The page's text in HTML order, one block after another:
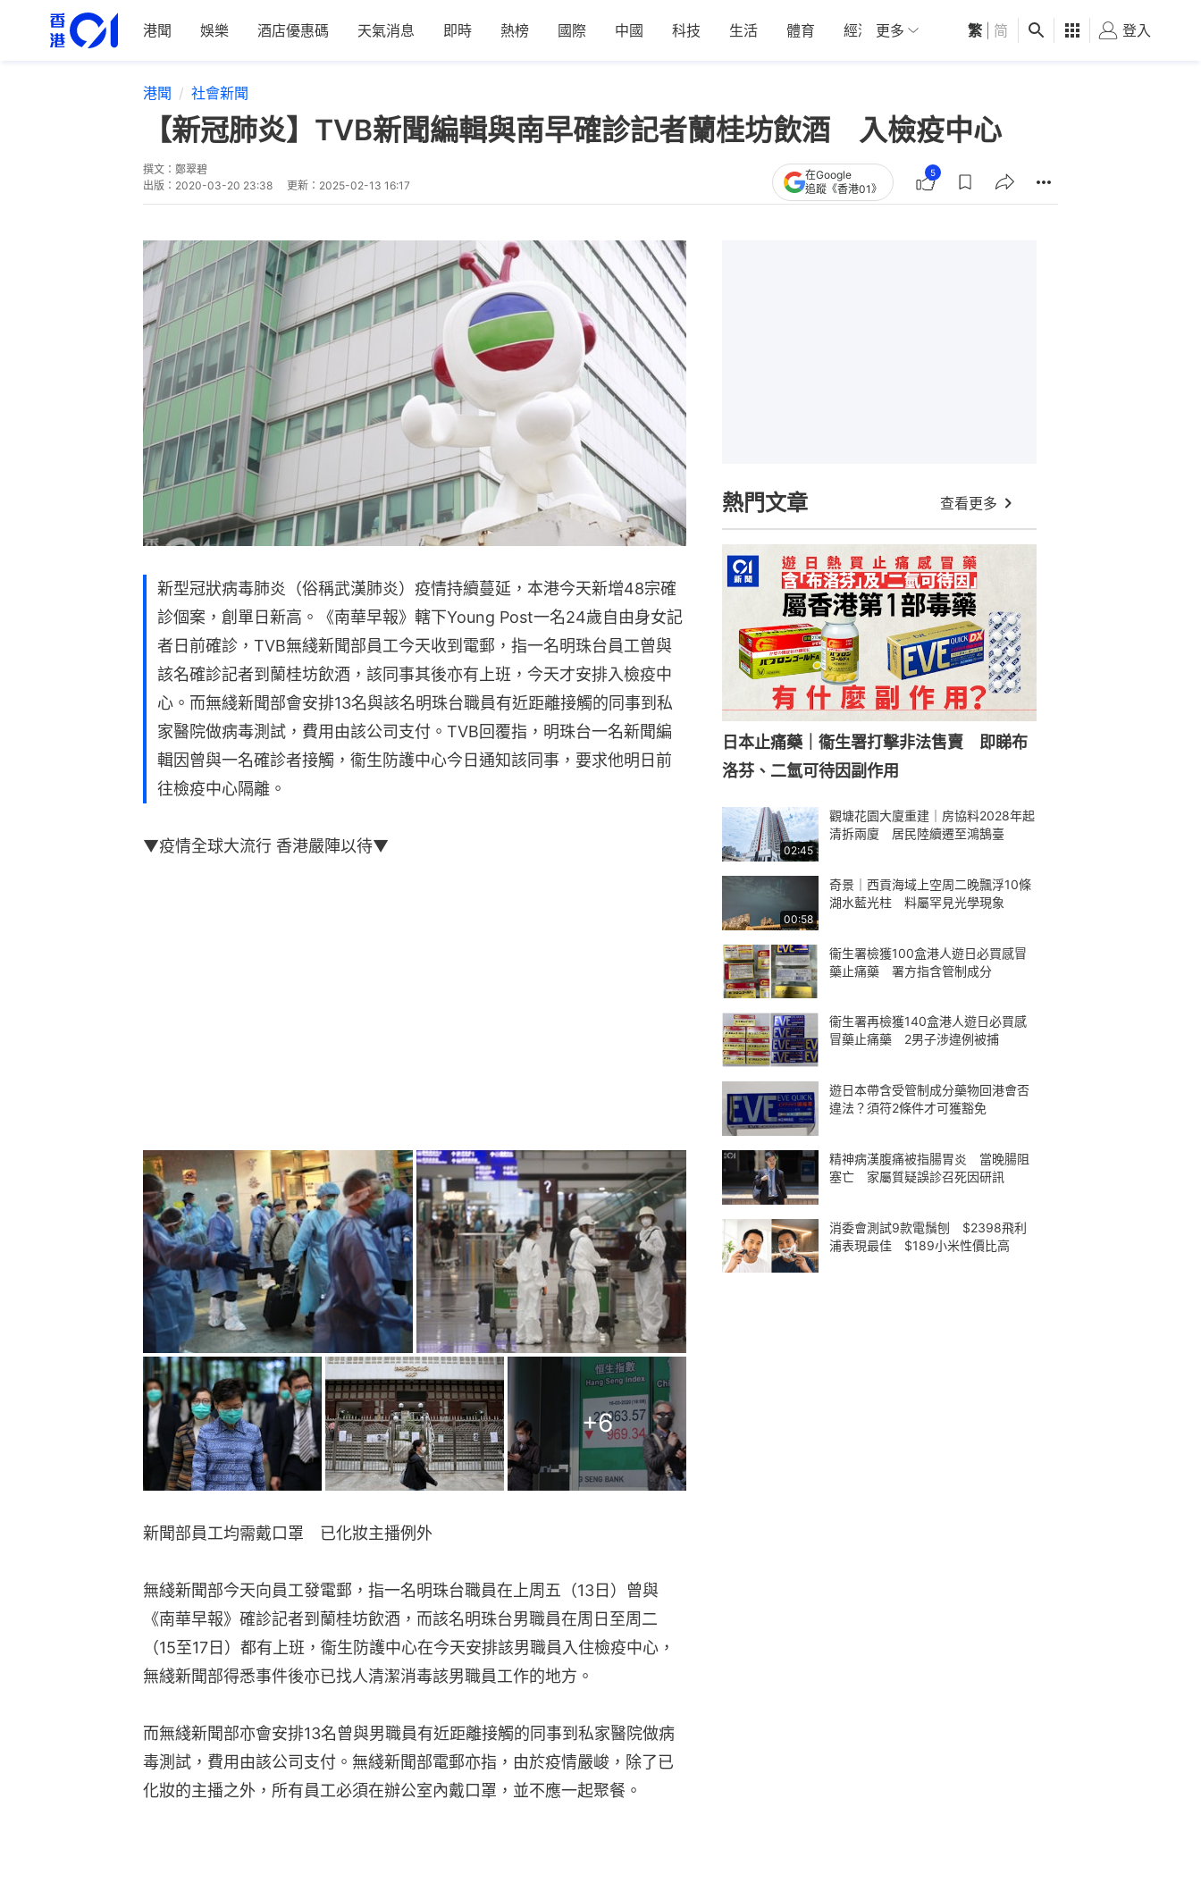
港聞 娛樂 酒店優惠碼 天氣消息 即時 熱榜 國際 中國 科技 生活 體育 經濟 01深圳 觀點 健康 好食玩飛
更多 繁 简 登入
港聞 社會新聞
【新冠肺炎】TVB新聞編輯與南早確診記者蘭桂坊飲酒 入檢疫中心
撰文： 鄭翠碧
出版： 2020-03-20 23:38 更新： 2025-02-13 16:17
在Google
追蹤《香港01》
5
新型冠狀病毒肺炎（俗稱武漢肺炎）疫情持續蔓延，本港今天新增48宗確
診個案，創單日新高。《南華早報》轄下Young Post一名24歲自由身女記
者日前確診，TVB無綫新聞部員工今天收到電郵，指一名明珠台員工曾與
該名確診記者到蘭桂坊飲酒，該同事其後亦有上班，今天才安排入檢疫中
心。而無綫新聞部會安排13名與該名明珠台職員有近距離接觸的同事到私
家醫院做病毒測試，費用由該公司支付。TVB回覆指，明珠台一名新聞編
輯因曾與一名確診者接觸，衞生防護中心今日通知該同事，要求他明日前
往檢疫中心隔離。
▼疫情全球大流行 香港嚴陣以待▼
+6
新聞部員工均需戴口罩　已化妝主播例外
無綫新聞部今天向員工發電郵，指一名明珠台職員在上周五（13日）曾與
《南華早報》確診記者到蘭桂坊飲酒，而該名明珠台男職員在周日至周二
（15至17日）都有上班，衞生防護中心在今天安排該男職員入住檢疫中心，
無綫新聞部得悉事件後亦已找人清潔消毒該男職員工作的地方。
而無綫新聞部亦會安排13名曾與男職員有近距離接觸的同事到私家醫院做病
毒測試，費用由該公司支付。無綫新聞部電郵亦指，由於疫情嚴峻，除了已
化妝的主播之外，所有員工必須在辦公室內戴口罩，並不應一起聚餐。
熱門文章 查看更多
日本止痛藥｜衞生署打擊非法售賣 即睇布
洛芬、二氫可待因副作用
02:45
觀塘花園大廈重建｜房協料2028年起
清拆兩廈 居民陸續遷至鴻鵠臺
00:58
奇景｜西貢海域上空周二晚飄浮10條
湖水藍光柱 料屬罕見光學現象
衞生署檢獲100盒港人遊日必買感冒
藥止痛藥 署方指含管制成分
衞生署再檢獲140盒港人遊日必買感
冒藥止痛藥 2男子涉違例被捕
遊日本帶含受管制成分藥物回港會否
違法？須符2條件才可獲豁免
精神病漢腹痛被指腸胃炎 當晚腸阻
塞亡 家屬質疑誤診召死因研訊
消委會測試9款電鬚刨 $2398飛利
浦表現最佳 $189小米性價比高